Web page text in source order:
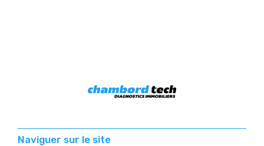
Naviguer sur le site